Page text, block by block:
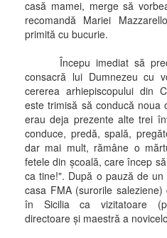
casă mamei, merge să
recomandă Mariei
primită cu bucurie.
Începu imediat să
consacră lui Dumnezeu cu
cererea arhiepiscopului din
este trimisă să conducă noua
erau deja prezente alte trei
conduce, predă, spală,
dar mai mult, rămâne o
fetele din şcoală, care încep
ca tine!". După o pauză de
casa FMA (surorile
în Sicilia ca vizitatoare
directoare şi maestră a